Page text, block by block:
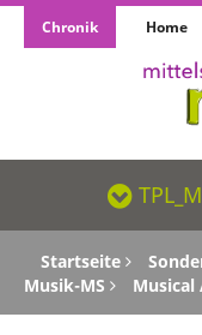
Chronik Home
Startseite
Musik-MS
Musical